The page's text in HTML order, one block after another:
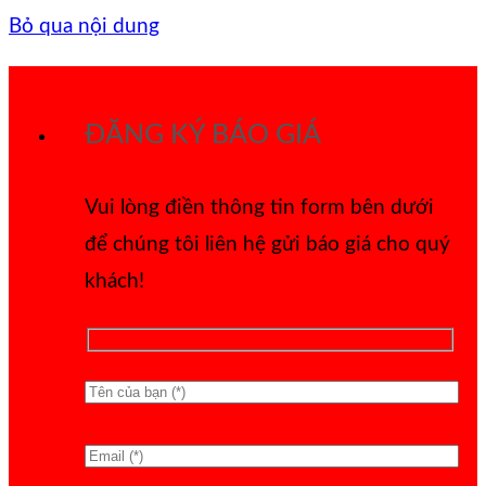
Bỏ qua nội dung
ĐĂNG KÝ BÁO GIÁ
Vui lòng điền thông tin form bên dưới
để chúng tôi liên hệ gửi báo giá cho quý
khách!